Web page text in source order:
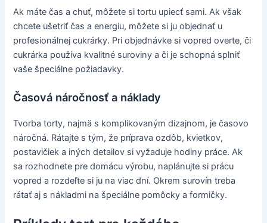
Ak máte čas a chuť, môžete si tortu upiecť sami. Ak však
chcete ušetriť čas a energiu, môžete si ju objednať u
profesionálnej cukrárky. Pri objednávke si vopred overte, či
cukrárka používa kvalitné suroviny a či je schopná splniť
vaše špeciálne požiadavky.
Časová náročnosť a náklady
Tvorba torty, najmä s komplikovaným dizajnom, je časovo
náročná. Rátajte s tým, že príprava ozdôb, kvietkov,
postavičiek a iných detailov si vyžaduje hodiny práce. Ak
sa rozhodnete pre domácu výrobu, naplánujte si prácu
vopred a rozdeľte si ju na viac dní. Okrem surovín treba
rátať aj s nákladmi na špeciálne pomôcky a formičky.